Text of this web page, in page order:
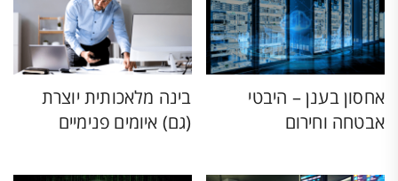
אחסון בענן – היבטי
אבטחה וחירום
בינה מלאכותית יוצרת
(גם) איומים פנימיים